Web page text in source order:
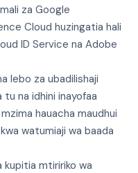
za Google
Cloud huzingatia hali
ID Service na Adobe
lebo za ubadilishaji
tu na idhini inayofaa
hauacha maudhui
watumiaji wa baada
kupitia mtiririko wa